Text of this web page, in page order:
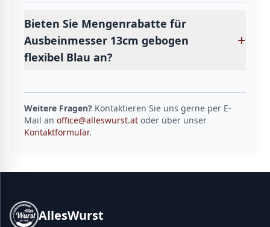
Bieten Sie Mengenrabatte für
Ausbeinmesser 13cm gebogen
flexibel Blau an?
+
Weitere Fragen? Kontaktieren Sie uns gerne per E-
Mail an office@alleswurst.at oder über unser
Kontaktformular.
AllesWurst